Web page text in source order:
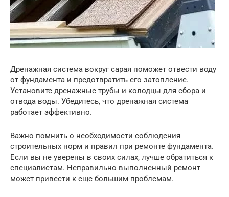
Дренажная система вокруг сарая поможет отвести воду
от фундамента и предотвратить его затопление.
Установите дренажные трубы и колодцы для сбора и
отвода воды. Убедитесь, что дренажная система
работает эффективно.
Важно помнить о необходимости соблюдения
строительных норм и правил при ремонте фундамента.
Если вы не уверены в своих силах, лучше обратиться к
специалистам. Неправильно выполненный ремонт
может привести к еще большим проблемам.